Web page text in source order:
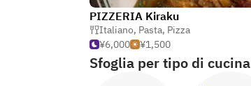
PIZZERIA Kiraku
Italiano, Pasta, Pizza
¥6,000
¥1,500
Sfoglia per tipo di cucina